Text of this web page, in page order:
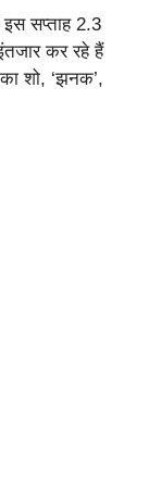
इस सप्ताह 2.3
कर रहे हैं
शो, ‘झनक’,